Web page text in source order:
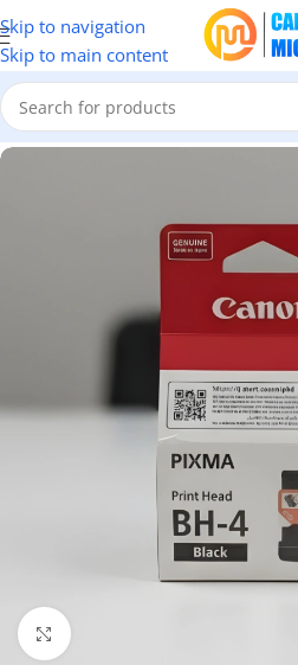
Skip to navigation
Skip to main content
Accueil/CONSOMMABLES
Click to enlarge